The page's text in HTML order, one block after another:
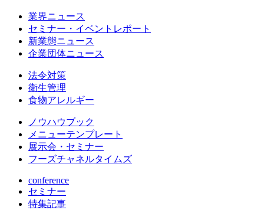
業界ニュース
セミナー・イベントレポート
新業態ニュース
企業団体ニュース
法令対策
衛生管理
食物アレルギー
ノウハウブック
メニューテンプレート
展示会・セミナー
フーズチャネルタイムズ
conference
セミナー
特集記事